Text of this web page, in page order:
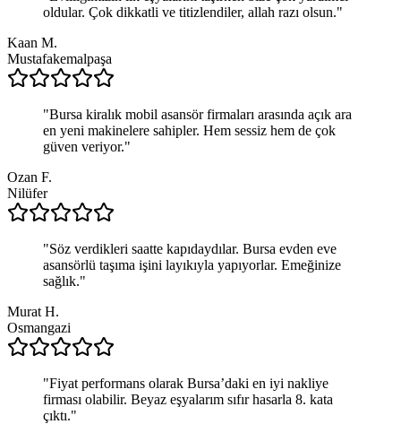
oldular. Çok dikkatli ve titizlendiler, allah razı olsun."
Kaan M.
Mustafakemalpaşa
"Bursa kiralık mobil asansör firmaları arasında açık ara
en yeni makinelere sahipler. Hem sessiz hem de çok
güven veriyor."
Ozan F.
Nilüfer
"Söz verdikleri saatte kapıdaydılar. Bursa evden eve
asansörlü taşıma işini layıkıyla yapıyorlar. Emeğinize
sağlık."
Murat H.
Osmangazi
"Fiyat performans olarak Bursa’daki en iyi nakliye
firması olabilir. Beyaz eşyalarım sıfır hasarla 8. kata
çıktı."